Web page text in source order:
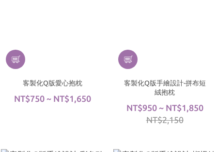
客製化Q版愛心抱枕
NT$750 ~ NT$1,650
客製化Q版手繪設計-拼布短
絨抱枕
NT$950 ~ NT$1,850
NT$2,150